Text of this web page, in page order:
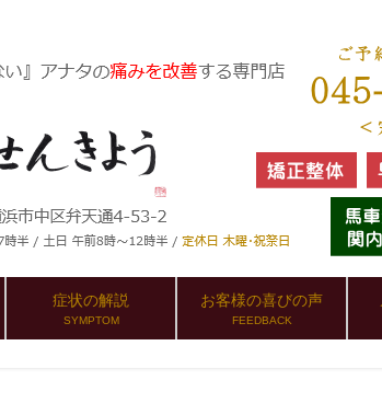
症状の解説
SYMPTOM
お客様の喜びの声
FEEDBACK